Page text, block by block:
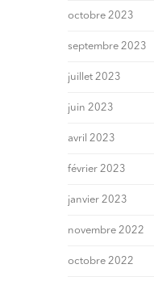
octobre 2023
septembre 2023
juillet 2023
juin 2023
avril 2023
février 2023
janvier 2023
novembre 2022
octobre 2022